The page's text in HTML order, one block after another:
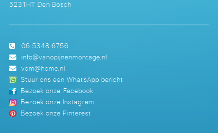
5231HT Den Bosch
06 5348 6756
info@vanopijnenmontage.nl
vom@home.nl
Stuur ons een WhatsApp bericht
Bezoek onze Facebook
Bezoek onze Instagram
Bezoek onze Pinterest